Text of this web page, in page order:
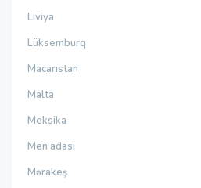
Liviya
Lüksemburq
Macarıstan
Malta
Meksika
Men adası
Mərakeş